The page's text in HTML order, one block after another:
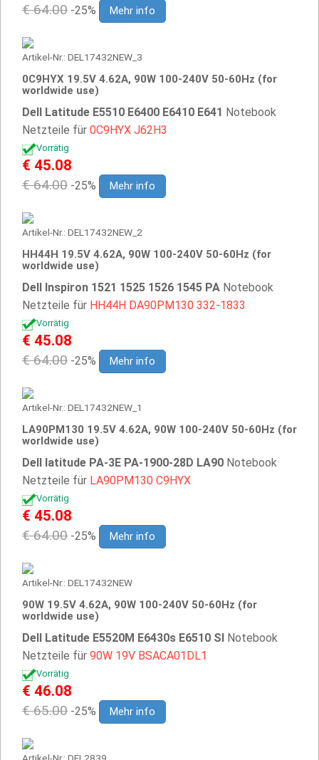
€ 64.00 -25% Mehr info
Artikel-Nr.: DEL17432NEW_3
0C9HYX 19.5V 4.62A, 90W 100-240V 50-60Hz (for
worldwide use)
Dell Latitude E5510 E6400 E6410 E641 Notebook
Netzteile für 0C9HYX J62H3
Vorrätig
€ 45.08
€ 64.00 -25% Mehr info
Artikel-Nr.: DEL17432NEW_2
HH44H 19.5V 4.62A, 90W 100-240V 50-60Hz (for
worldwide use)
Dell Inspiron 1521 1525 1526 1545 PA Notebook
Netzteile für HH44H DA90PM130 332-1833
Vorrätig
€ 45.08
€ 64.00 -25% Mehr info
Artikel-Nr.: DEL17432NEW_1
LA90PM130 19.5V 4.62A, 90W 100-240V 50-60Hz (for
worldwide use)
Dell latitude PA-3E PA-1900-28D LA90 Notebook
Netzteile für LA90PM130 C9HYX
Vorrätig
€ 45.08
€ 64.00 -25% Mehr info
Artikel-Nr.: DEL17432NEW
90W 19.5V 4.62A, 90W 100-240V 50-60Hz (for
worldwide use)
Dell Latitude E5520M E6430s E6510 Sl Notebook
Netzteile für 90W 19V BSACA01DL1
Vorrätig
€ 46.08
€ 65.00 -25% Mehr info